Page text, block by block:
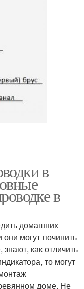
в
в
домашних
могут починить
как отличить
то могут
доме. Не